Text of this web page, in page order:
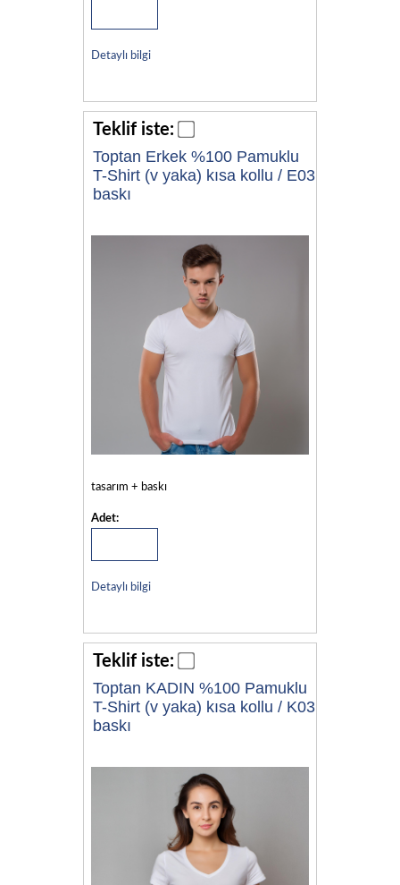
Detaylı bilgi
Teklif iste:
Toptan Erkek %100 Pamuklu
T-Shirt (v yaka) kısa kollu / E03
baskı
tasarım + baskı
Adet:
Detaylı bilgi
Teklif iste:
Toptan KADIN %100 Pamuklu
T-Shirt (v yaka) kısa kollu / K03
baskı